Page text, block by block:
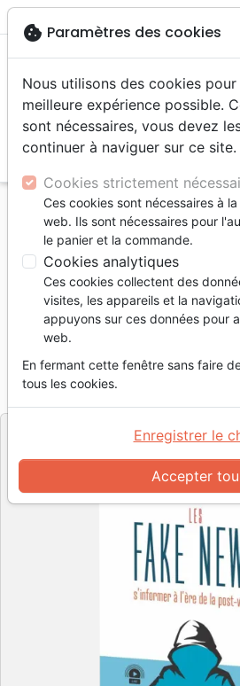
menu
Accueil Livres Événements
Fake News (Les) - s’informer
vérité
Les Fake News
s’informer à l’ère de la
Auteur :
RéférenceCRPUB9173 EAN
Croire Publications
cookie Paramètres des cookies
Nous utilisons des cookies
meilleure expérience possible.
sont nécessaires, vous devez
continuer à naviguer sur ce site.
Cookies strictement
Ces cookies sont nécessaires à
web. Ils sont nécessaires pour
le panier et la commande.
Cookies analytiques
Ces cookies collectent des
visites, les appareils et la
appuyons sur ces données pour
web.
En fermant cette fenêtre sans faire
tous les cookies.
Accepter
Enregistrer le